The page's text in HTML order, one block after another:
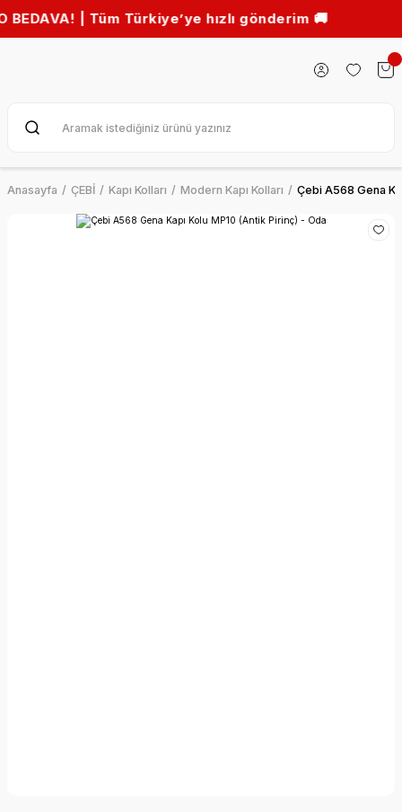
Tüm Türkiye’ye hızlı gönderim 🚚
Anasayfa ÇEBİ Kapı Kolları Modern Kapı Kolları Çebi A568 Gena